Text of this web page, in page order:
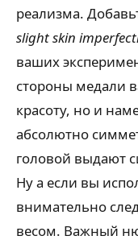
реализма.
slight skin
ваших
стороны медали
красоту, но и
абсолютно
головой выдают
Ну а если вы
внимательно
весом. Важный